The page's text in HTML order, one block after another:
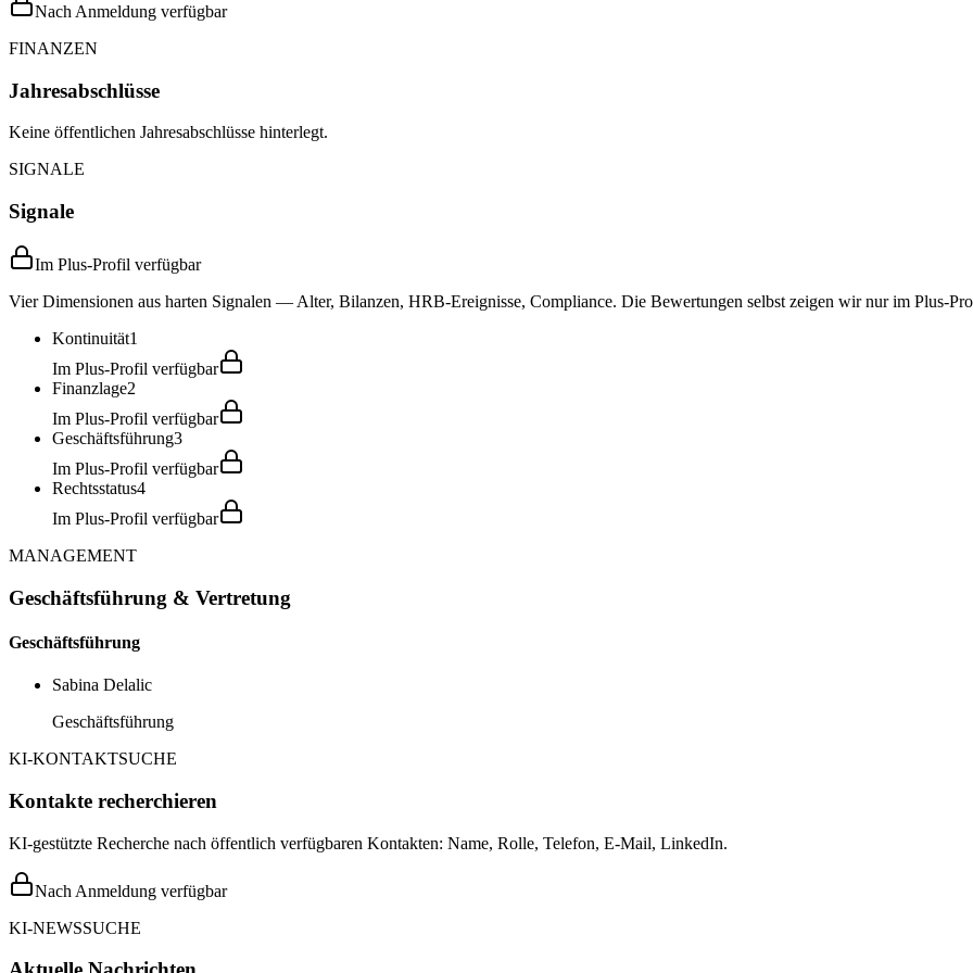
Nach Anmeldung verfügbar
FINANZEN
Jahresabschlüsse
Keine öffentlichen Jahresabschlüsse hinterlegt.
SIGNALE
Signale
Im Plus-Profil verfügbar
Vier Dimensionen aus harten Signalen — Alter, Bilanzen, HRB-Ereignisse, Compliance. Die Bewertungen selbst zeigen wir nur im Plus-
Kontinuität1
Im Plus-Profil verfügbar
Finanzlage2
Im Plus-Profil verfügbar
Geschäftsführung3
Im Plus-Profil verfügbar
Rechtsstatus4
Im Plus-Profil verfügbar
MANAGEMENT
Geschäftsführung & Vertretung
Geschäftsführung
Sabina Delalic
Geschäftsführung
KI-KONTAKTSUCHE
Kontakte recherchieren
KI-gestützte Recherche nach öffentlich verfügbaren Kontakten: Name, Rolle, Telefon, E-Mail, LinkedIn.
Nach Anmeldung verfügbar
KI-NEWSSUCHE